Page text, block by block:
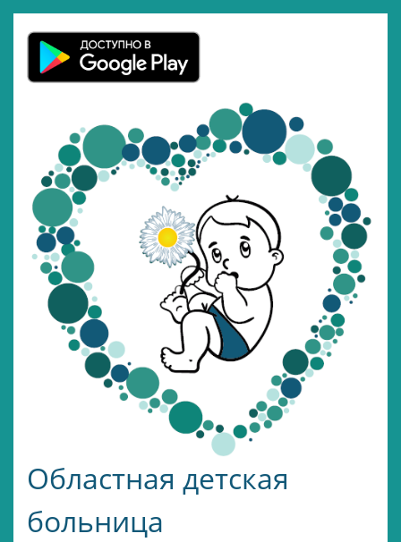
Областная детская
больница